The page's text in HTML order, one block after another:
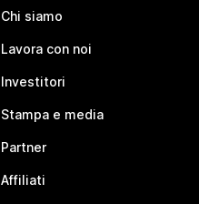
Chi siamo
Lavora con noi
Investitori
Stampa e media
Partner
Affiliati